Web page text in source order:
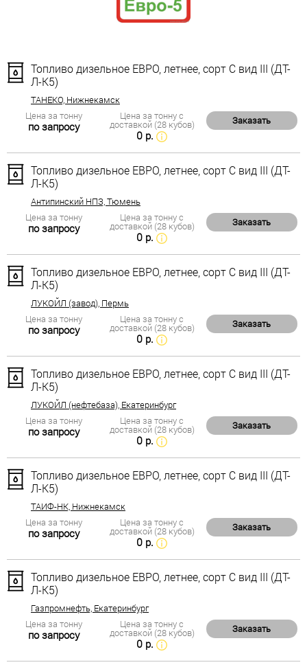
Топливо дизельное ЕВРО, летнее, сорт С вид III (ДТ-
Л-К5)
ТАНЕКО, Нижнекамск
Цена за тонну
по запросу
Цена за тонну с
доставкой (28 кубов)
0 р.
Заказать
Топливо дизельное ЕВРО, летнее, сорт С вид III (ДТ-
Л-К5)
Антипинский НПЗ, Тюмень
Цена за тонну
по запросу
Цена за тонну с
доставкой (28 кубов)
0 р.
Заказать
Топливо дизельное ЕВРО, летнее, сорт С вид III (ДТ-
Л-К5)
ЛУКОЙЛ (завод), Пермь
Цена за тонну
по запросу
Цена за тонну с
доставкой (28 кубов)
0 р.
Заказать
Топливо дизельное ЕВРО, летнее, сорт С вид III (ДТ-
Л-К5)
ЛУКОЙЛ (нефтебаза), Екатеринбург
Цена за тонну
по запросу
Цена за тонну с
доставкой (28 кубов)
0 р.
Заказать
Топливо дизельное ЕВРО, летнее, сорт С вид III (ДТ-
Л-К5)
ТАИФ-НК, Нижнекамск
Цена за тонну
по запросу
Цена за тонну с
доставкой (28 кубов)
0 р.
Заказать
Топливо дизельное ЕВРО, летнее, сорт С вид III (ДТ-
Л-К5)
Газпромнефть, Екатеринбург
Цена за тонну
по запросу
Цена за тонну с
доставкой (28 кубов)
0 р.
Заказать